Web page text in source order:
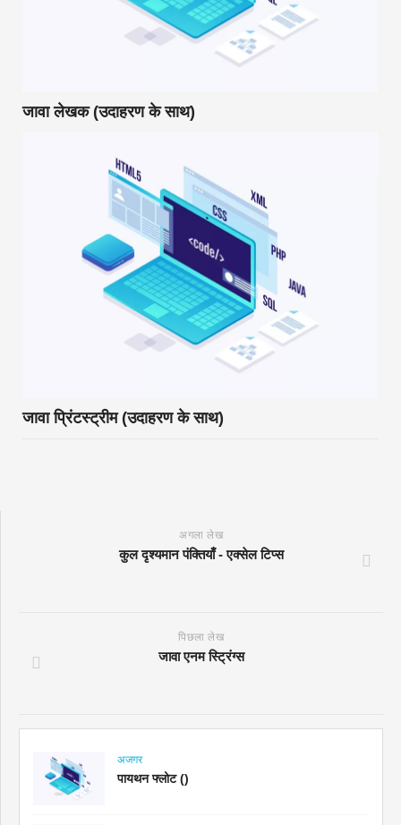
जावा लेखक (उदाहरण के साथ)
जावा प्रिंटस्ट्रीम (उदाहरण के साथ)
अगला लेख
कुल दृश्यमान पंक्तियाँ - एक्सेल टिप्स
पिछला लेख
जावा एनम स्ट्रिंग्स
अजगर
पायथन फ्लोट ()